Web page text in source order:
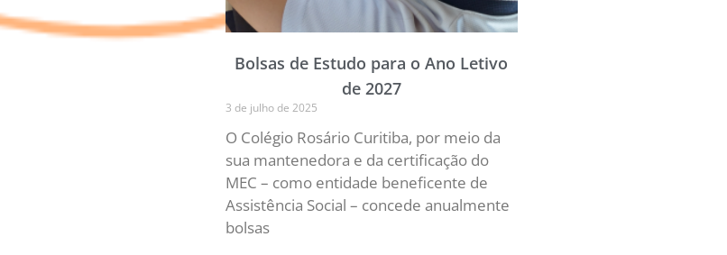
Bolsas de Estudo para o Ano Letivo
de 2027
3 de julho de 2025
O Colégio Rosário Curitiba, por meio da
sua mantenedora e da certificação do
MEC – como entidade beneficente de
Assistência Social – concede anualmente
bolsas